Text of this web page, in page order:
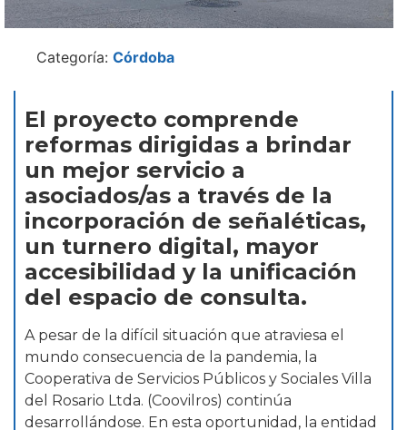
Categoría: Córdoba
El proyecto comprende
reformas dirigidas a brindar
un mejor servicio a
asociados/as a través de la
incorporación de señaléticas,
un turnero digital, mayor
accesibilidad y la unificación
del espacio de consulta.
A pesar de la difícil situación que atraviesa el
mundo consecuencia de la pandemia, la
Cooperativa de Servicios Públicos y Sociales Villa
del Rosario Ltda. (Coovilros) continúa
desarrollándose. En esta oportunidad, la entidad